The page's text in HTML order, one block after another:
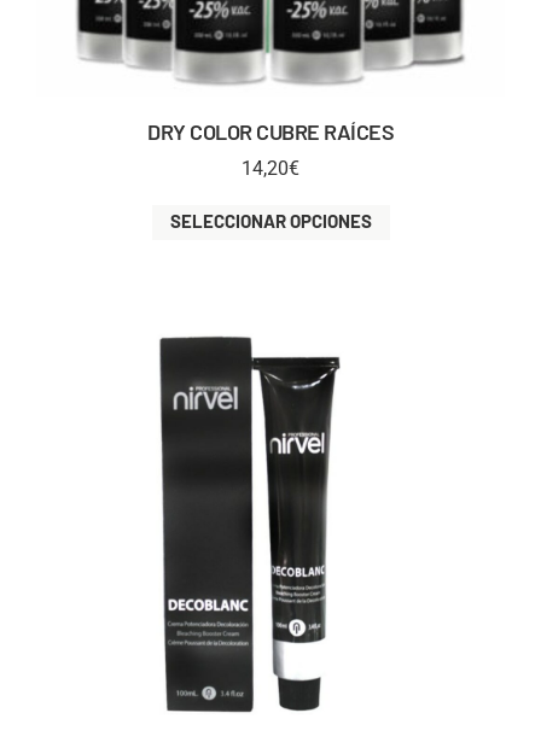
DRY COLOR CUBRE RAÍCES
14,20€
SELECCIONAR OPCIONES